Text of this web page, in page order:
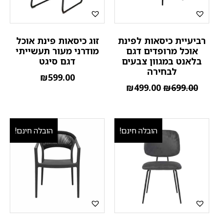
רביעיית כיסאות לפינת
אוכל מרופדים דגם
בלאנט במגוון צבעים
לבחירה
₪699.00
₪499.00
זוג כיסאות פינת אוכל
מודרני מעור תעשייתי
דגם סיגט
₪599.00
הובלה חינם! הובלה חינם!